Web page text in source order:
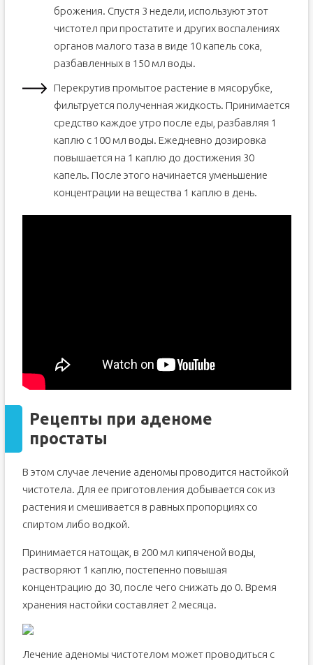
брожения. Спустя 3 недели, используют этот
чистотел при простатите и других воспалениях
органов малого таза в виде 10 капель сока,
разбавленных в 150 мл воды.
Перекрутив промытое растение в мясорубке,
фильтруется полученная жидкость. Принимается
средство каждое утро после еды, разбавляя 1
каплю с 100 мл воды. Ежедневно дозировка
повышается на 1 каплю до достижения 30
капель. После этого начинается уменьшение
концентрации на вещества 1 каплю в день.
Рецепты при аденоме
простаты
В этом случае лечение аденомы проводится настойкой
чистотела. Для ее приготовления добывается сок из
растения и смешивается в равных пропорциях со
спиртом либо водкой.
Принимается натощак, в 200 мл кипяченой воды,
растворяют 1 каплю, постепенно повышая
концентрацию до 30, после чего снижать до 0. Время
хранения настойки составляет 2 месяца.
Лечение аденомы чистотелом может проводиться с